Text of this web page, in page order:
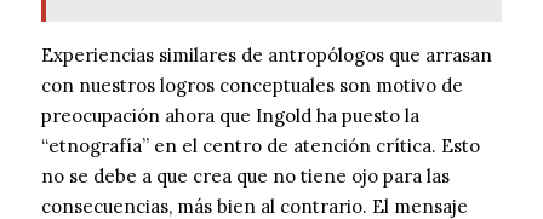
Experiencias similares de antropólogos que arrasan
con nuestros logros conceptuales son motivo de
preocupación ahora que Ingold ha puesto la
“etnografía” en el centro de atención crítica. Esto
no se debe a que crea que no tiene ojo para las
consecuencias, más bien al contrario. El mensaje